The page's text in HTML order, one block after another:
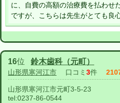
に、自費の高額の治療費を払わせ
ですが、こちらは先生がとても良
16位 鈴木歯科（元町）
山形県寒河江市 口コミ 3件
山形県寒河江市元町3-5-23
tel:0237-86-0544